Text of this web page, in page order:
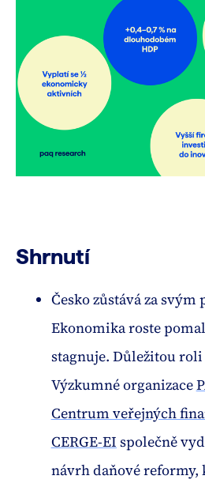
Shrnutí
Česko zůstává za
Ekonomika roste
stagnuje. Důležitou
Výzkumné organizace
Centrum veřejných
CERGE-EI společně
návrh daňové reformy,